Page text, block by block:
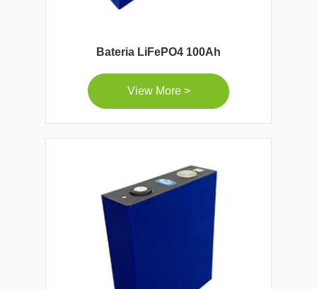
Bateria LiFePO4 100Ah
View More >